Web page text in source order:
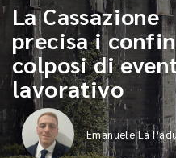
La Cassazione
precisa i
colposi di
lavorativo
Emanuele La